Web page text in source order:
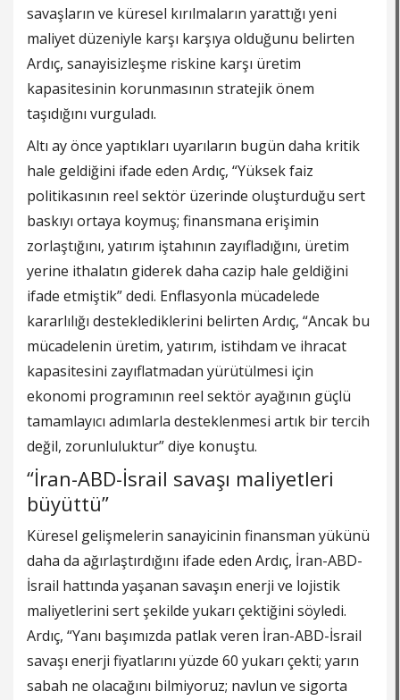
savaşların ve küresel kırılmaların yarattığı yeni
maliyet düzeniyle karşı karşıya olduğunu belirten
Ardıç, sanayisizleşme riskine karşı üretim
kapasitesinin korunmasının stratejik önem
taşıdığını vurguladı.
Altı ay önce yaptıkları uyarıların bugün daha kritik
hale geldiğini ifade eden Ardıç, “Yüksek faiz
politikasının reel sektör üzerinde oluşturduğu sert
baskıyı ortaya koymuş; finansmana erişimin
zorlaştığını, yatırım iştahının zayıfladığını, üretim
yerine ithalatın giderek daha cazip hale geldiğini
ifade etmiştik” dedi. Enflasyonla mücadelede
kararlılığı desteklediklerini belirten Ardıç, “Ancak bu
mücadelenin üretim, yatırım, istihdam ve ihracat
kapasitesini zayıflatmadan yürütülmesi için
ekonomi programının reel sektör ayağının güçlü
tamamlayıcı adımlarla desteklenmesi artık bir tercih
değil, zorunluluktur” diye konuştu.
“İran-ABD-İsrail savaşı maliyetleri
büyüttü”
Küresel gelişmelerin sanayicinin finansman yükünü
daha da ağırlaştırdığını ifade eden Ardıç, İran-ABD-
İsrail hattında yaşanan savaşın enerji ve lojistik
maliyetlerini sert şekilde yukarı çektiğini söyledi.
Ardıç, “Yanı başımızda patlak veren İran-ABD-İsrail
savaşı enerji fiyatlarını yüzde 60 yukarı çekti; yarın
sabah ne olacağını bilmiyoruz; navlun ve sigorta